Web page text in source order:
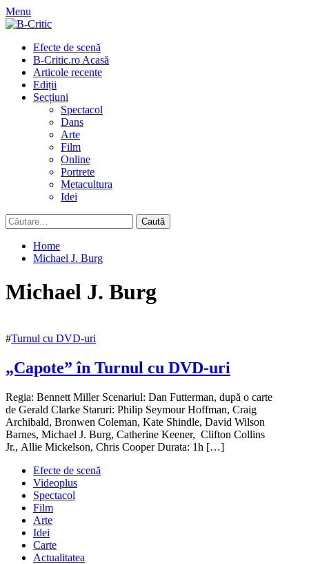
Skip
to
Menu
Primary
Menu
Efecte de scenă
B-Critic.ro Acasă
Articole recente
Ediții
Secțiuni
Spectacol
Dans
Arte
Film
Online
Portrete
Metacultura
Idei
Caută
după:
Home
Michael J. Burg
Michael J. Burg
#Turnul cu DVD-uri
„Capote” în Turnul cu DVD-uri
1
iulie
2018
Regia: Bennett Miller Scenariul: Dan Futterman, după o carte
de Gerald Clarke Staruri: Philip Seymour Hoffman, Craig
Archibald, Bronwen Coleman, Kate Shindle, David Wilson
Barnes, Michael J. Burg, Catherine Keener, Clifton Collins
Jr., Allie Mickelson, Chris Cooper Durata: 1h […]
Efecte de scenă
Videoplus
Spectacol
Film
Arte
Idei
Carte
Actualitatea